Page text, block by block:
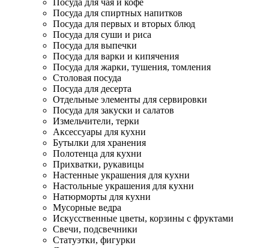
Посуда для чая и кофе
Посуда для спиртных напитков
Посуда для первых и вторых блюд
Посуда для суши и риса
Посуда для выпечки
Посуда для варки и кипячения
Посуда для жарки, тушения, томления
Столовая посуда
Посуда для десерта
Отдельные элементы для сервировки
Посуда для закуски и салатов
Измельчители, терки
Аксессуары для кухни
Бутылки для хранения
Полотенца для кухни
Прихватки, рукавицы
Настенные украшения для кухни
Настольные украшения для кухни
Натюрморты для кухни
Мусорные ведра
Искусственные цветы, корзины с фруктами
Свечи, подсвечники
Статуэтки, фигурки